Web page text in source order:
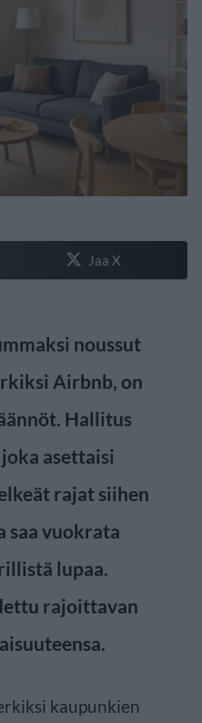
Jaa X
noussut
Airbnb, on
Hallitus
asettaisi
rajat siihen
saa vuokrata
lupaa.
rajoittavan
kaupunkien